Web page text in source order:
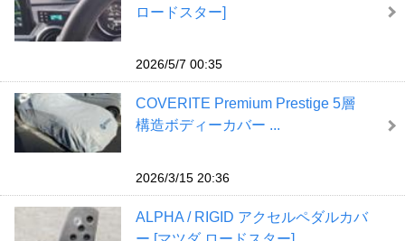
ロードスター]
2026/5/7 00:35
COVERITE Premium Prestige 5層
構造ボディーカバー ...
2026/3/15 20:36
ALPHA / RIGID アクセルペダルカバ